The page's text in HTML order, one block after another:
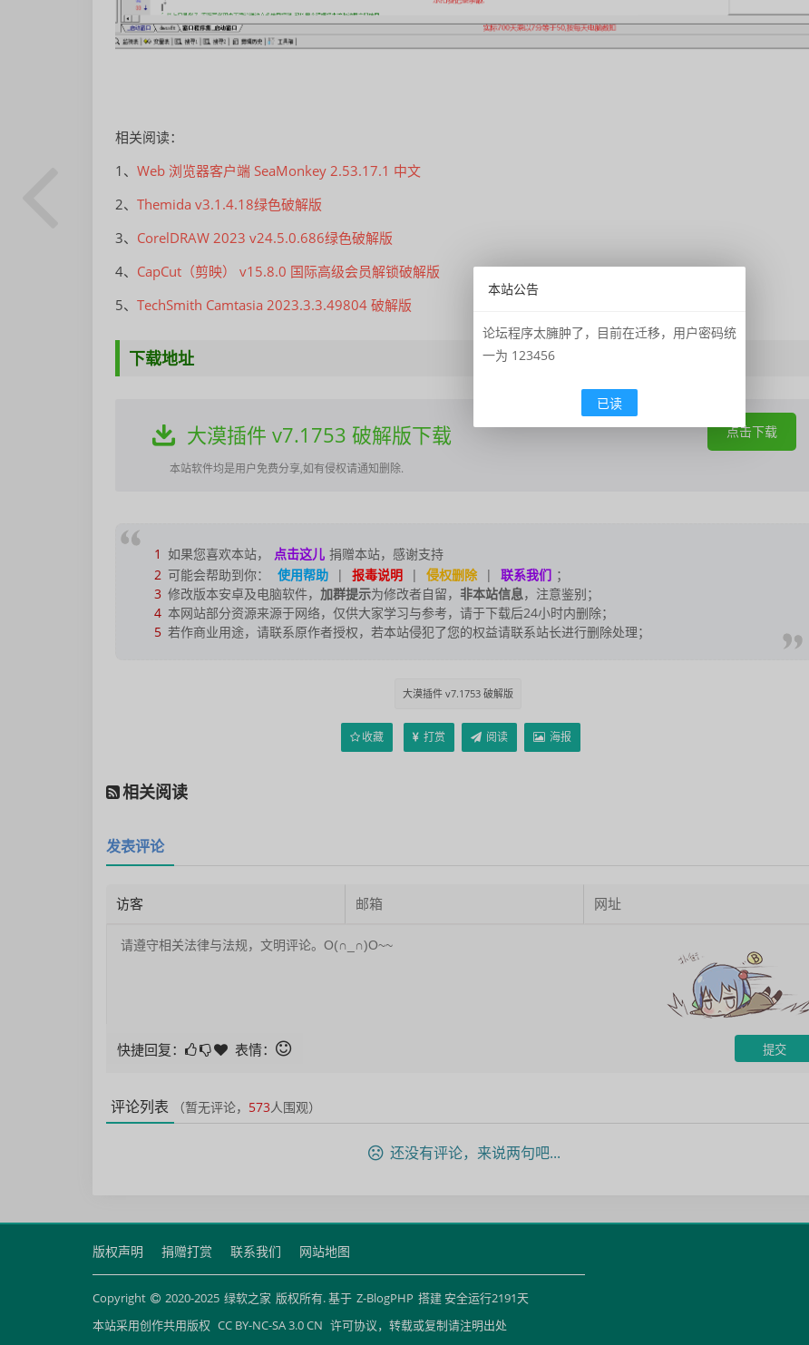
相关阅读：
1、 Web 浏览器客户端 SeaMonkey 2.53.17.1 中文
2、 Themida v3.1.4.18绿色破解版
3、 CorelDRAW 2023 v24.5.0.686绿色破解版
4、 CapCut（剪映） v15.8.0 国际高级会员解锁破解版
5、 TechSmith Camtasia 2023.3.3.49804 破解版
下载地址
大漠插件 v7.1753 破解版下载
本站软件均是用户免费分享,如有侵权请通知删除.
点击下载
1 如果您喜欢本站， 点击这儿 捐赠本站，感谢支持
2 可能会帮助到你： 使用帮助 | 报毒说明 | 侵权删除 | 联系我们 ；
3 修改版本安卓及电脑软件， 加群提示为修改者自留， 非本站信息，注意鉴别；
4 本网站部分资源来源于网络，仅供大家学习与参考，请于下载后24小时内删除；
5 若作商业用途，请联系原作者授权，若本站侵犯了您的权益请联系站长进行删除处理；
大漠插件 v7.1753 破解版
收藏 打赏 阅读 海报
相关阅读
发表评论
快捷回复： 表情：
评论列表 （暂无评论， 573人围观）
还没有评论，来说两句吧...
版权声明 捐赠打赏 联系我们 网站地图
Copyright 2020-2025 绿软之家 版权所有. 基于 Z-BlogPHP 搭建 安全运行2191天
本站采用创作共用版权 CC BY-NC-SA 3.0 CN 许可协议，转载或复制请注明出处
本站公告
论坛程序太臃肿了，目前在迁移，用户密码统
一为 123456
已读